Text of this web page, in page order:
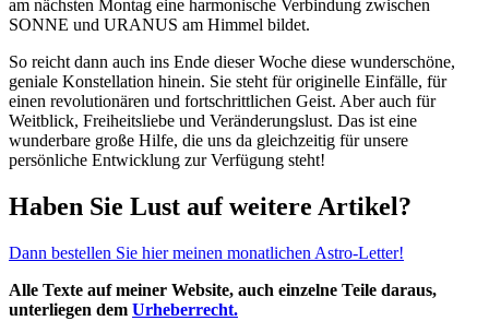
am nächsten Montag eine harmonische Verbindung zwischen
SONNE und URANUS am Himmel bildet.
So reicht dann auch ins Ende dieser Woche diese wunderschöne,
geniale Konstellation hinein. Sie steht für originelle Einfälle, für
einen revolutionären und fortschrittlichen Geist. Aber auch für
Weitblick, Freiheitsliebe und Veränderungslust. Das ist eine
wunderbare große Hilfe, die uns da gleichzeitig für unsere
persönliche Entwicklung zur Verfügung steht!
Haben Sie Lust auf weitere Artikel?
Dann bestellen Sie hier meinen monatlichen Astro-Letter!
Alle Texte auf meiner Website, auch einzelne Teile daraus,
unterliegen dem Urheberrecht.